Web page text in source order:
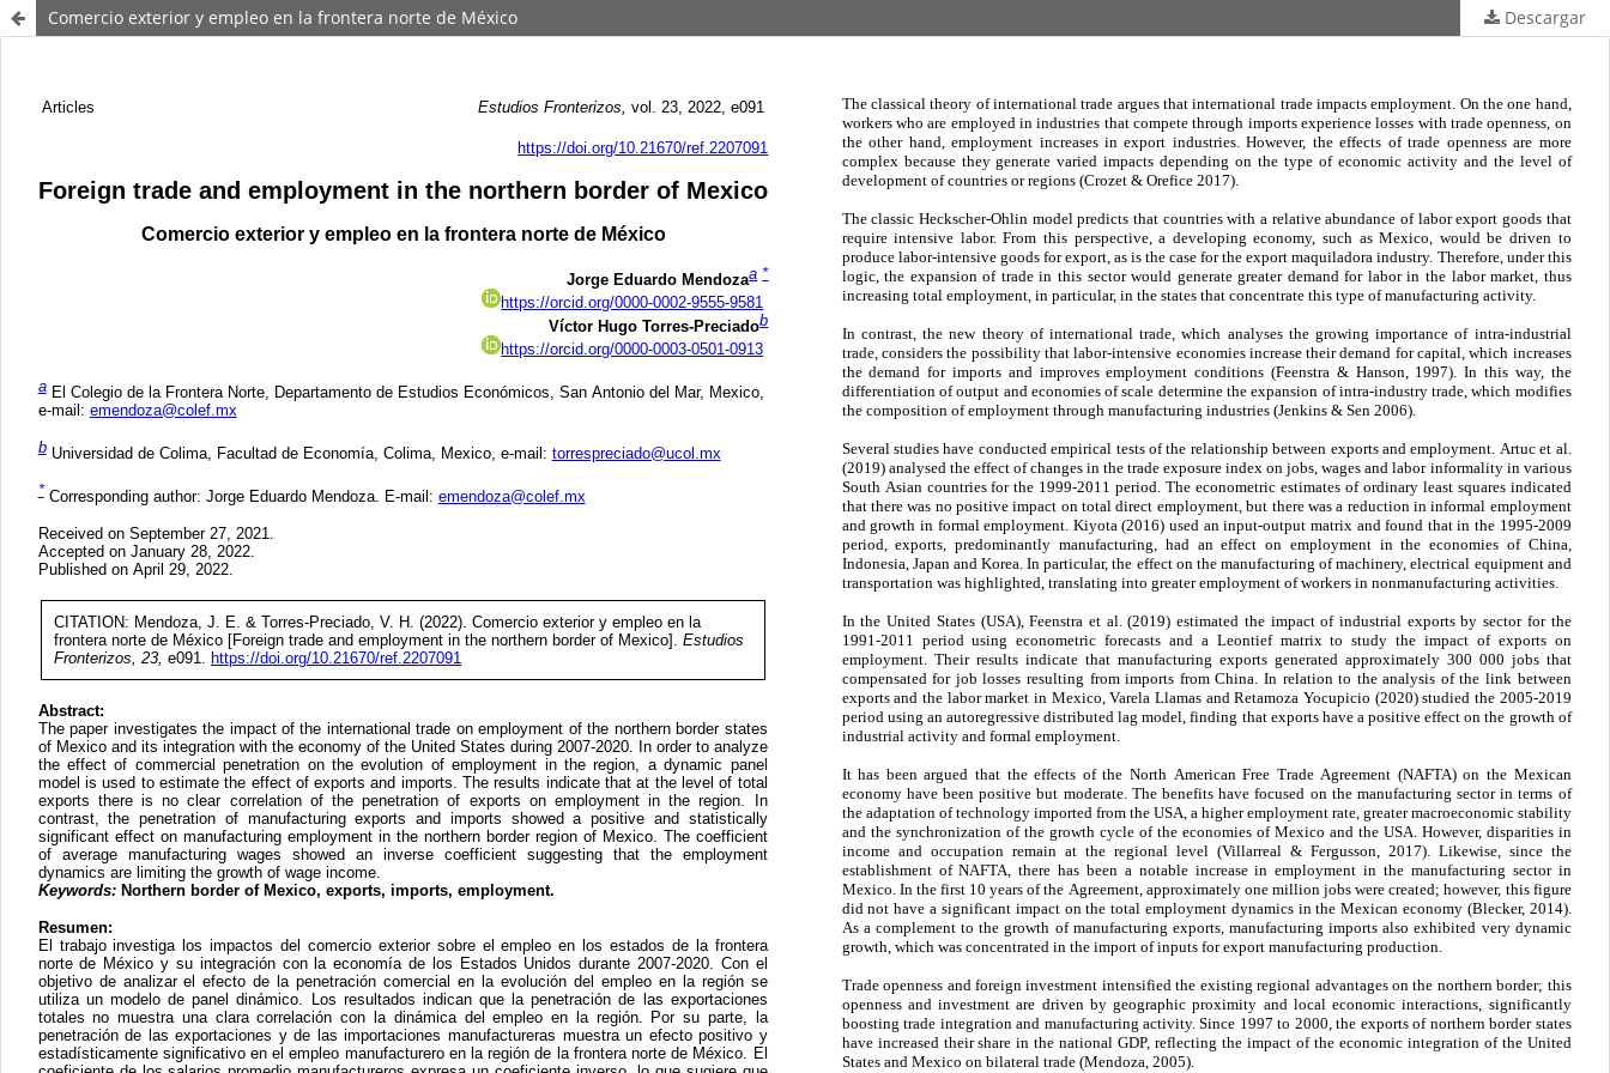
Comercio exterior y empleo en la frontera norte de México Descargar